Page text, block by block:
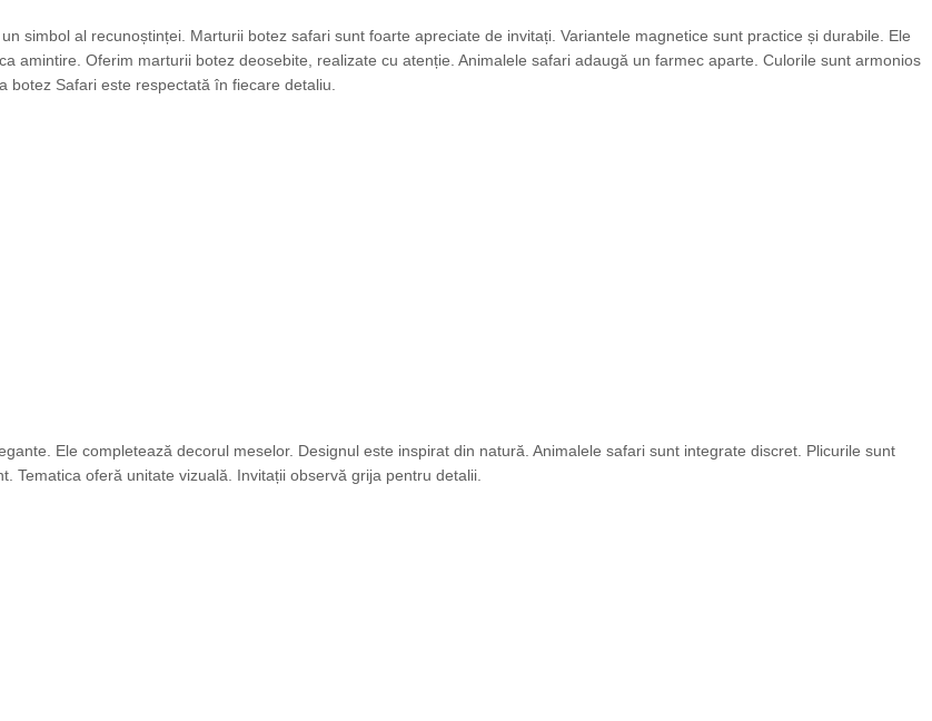
simbol al recunoștinței. Marturii botez safari sunt foarte apreciate de invitați. Variantele magnetice sunt practice și durabile. Ele
amintire. Oferim marturii botez deosebite, realizate cu atenție. Animalele safari adaugă un farmec aparte. Culorile sunt armonios
botez Safari este respectată în fiecare detaliu.
Ele completează decorul meselor. Designul este inspirat din natură. Animalele safari sunt integrate discret. Plicurile sunt
Tematica oferă unitate vizuală. Invitații observă grija pentru detalii.